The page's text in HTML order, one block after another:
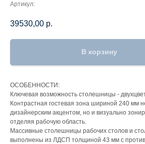
Артикул:
39530,00 р.
В корзину
ОСОБЕННОСТИ:
Ключевая возможность столешницы -
Контрастная гостевая зона шириной 240 мм
дизайнерским акцентом, но и визуально
отделяя рабочую область.
Массивные столешницы рабочих столов и
выполнены из ЛДСП толщиной 43 мм с